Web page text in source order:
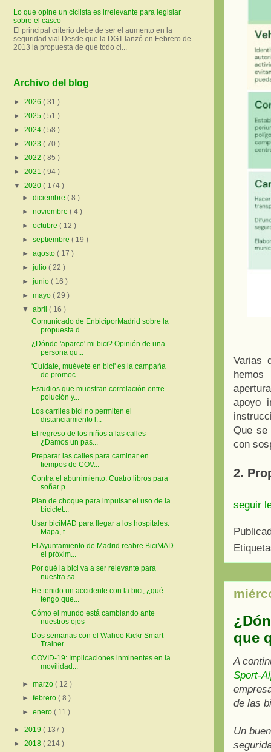
Varias
hemos
apoyo
Que se
con
2.
seguir
que
A
Sport-
de las
Un
Lo que opine un ciclista es irrelevante para legislar
sobre el casco
El principal criterio debe de ser el aumento en la
seguridad vial Desde que la DGT lanzó en Febrero de
2013 la propuesta de que todo ci...
Archivo del blog
► 2026 ( 31 )
► 2025 ( 51 )
► 2024 ( 58 )
► 2023 ( 70 )
► 2022 ( 85 )
► 2021 ( 94 )
▼ 2020 ( 174 )
►diciembre( 8 )
►noviembre( 4 )
►octubre( 12 )
►septiembre( 19 )
►agosto( 17 )
►julio( 22 )
►junio( 16 )
►mayo( 29 )
▼abril( 16 )
Comunicado de EnbiciporMadrid sobre la
propuesta d...
¿Dónde 'aparco' mi bici? Opinión de una
persona qu...
'Cuídate, muévete en bici' es la campaña
de promoc...
Estudios que muestran correlación entre
polución y...
Los carriles bici no permiten el
distanciamiento l...
El regreso de los niños a las calles
¿Damos un pas...
Preparar las calles para caminar en
tiempos de COV...
Contra el aburrimiento: Cuatro libros para
soñar p...
Plan de choque para impulsar el uso de la
biciclet...
Usar biciMAD para llegar a los hospitales:
Mapa, t...
El Ayuntamiento de Madrid reabre BiciMAD
el próxim...
Por qué la bici va a ser relevante para
nuestra sa...
He tenido un accidente con la bici, ¿qué
tengo que...
Cómo el mundo está cambiando ante
nuestros ojos
Dos semanas con el Wahoo Kickr Smart
Trainer
COVID-19: Implicaciones inminentes en la
movilidad...
►marzo( 12 )
►febrero( 8 )
►enero( 11 )
► 2019 ( 137 )
► 2018 ( 214 )